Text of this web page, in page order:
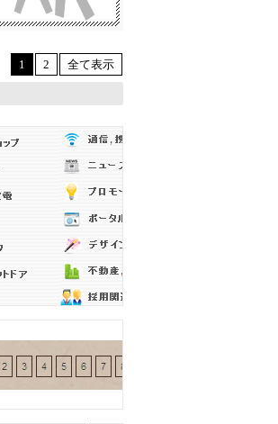
1 2 全て表示